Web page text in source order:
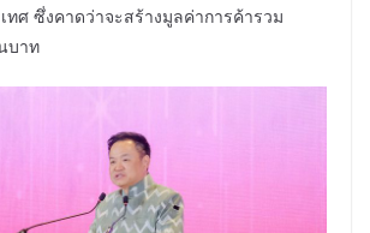
ทศ ซึ่งคาดว่าจะสร้างมูลค่าการค้ารวม
บาท